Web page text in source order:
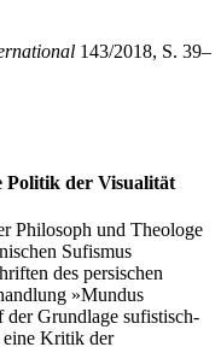
143/2018, S. 39–
Politik der Visualität
Philosoph und Theologe
Sufismus
des persischen
»Mundus
der Grundlage sufistisch-
eine Kritik der